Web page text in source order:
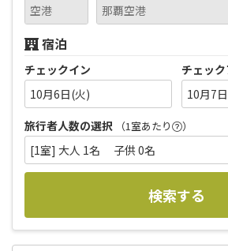
宿泊
チェックイン
10月6日(火)
チェッ
10月7
旅行者人数の選択
（1室あたり ）
[1室] 大人 1名 子供 0名
検索する